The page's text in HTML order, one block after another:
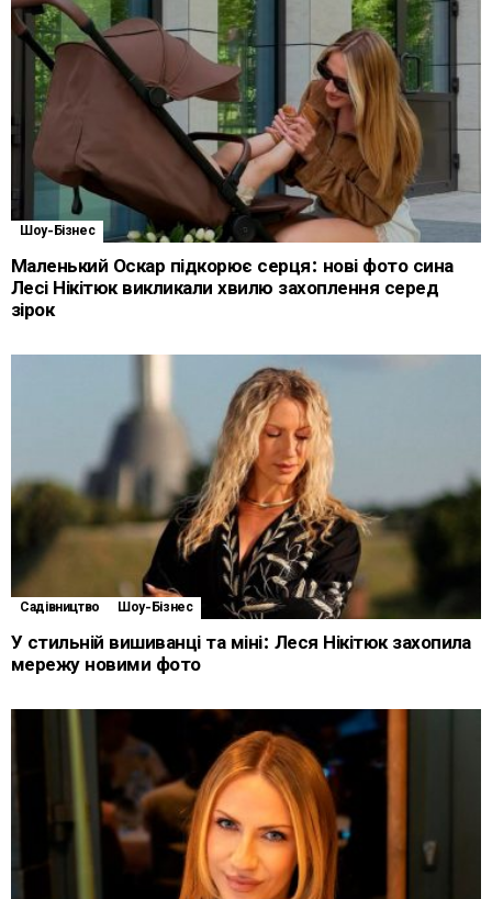
Шоу-Бізнес
Маленький Оскар підкорює серця: нові фото сина
Лесі Нікітюк викликали хвилю захоплення серед
зірок
Садівництво Шоу-Бізнес
У стильній вишиванці та міні: Леся Нікітюк захопила
мережу новими фото